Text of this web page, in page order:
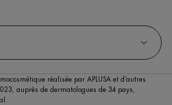
réalisée par APLUSA et d’autres
auprès de dermatologues de 34 pays,